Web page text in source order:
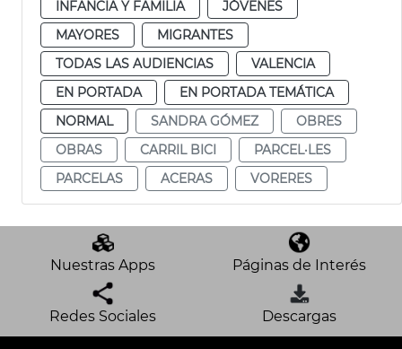
INFANCIA Y FAMILIA
JÓVENES
MAYORES
MIGRANTES
TODAS LAS AUDIENCIAS
VALENCIA
EN PORTADA
EN PORTADA TEMÁTICA
NORMAL
SANDRA GÓMEZ
OBRES
OBRAS
CARRIL BICI
PARCEL·LES
PARCELAS
ACERAS VORERES
Nuestras Apps Páginas de Interés
Redes Sociales Descargas